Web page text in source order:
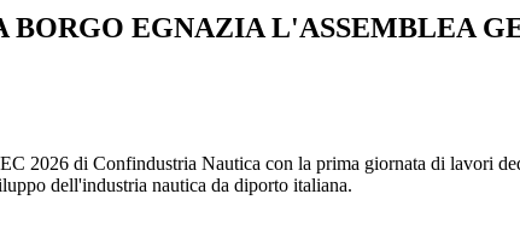
EGNAZIA L'ASSEMBLEA
2026 di Confindustria Nautica con la prima giornata di lavori
dell'industria nautica da diporto italiana.